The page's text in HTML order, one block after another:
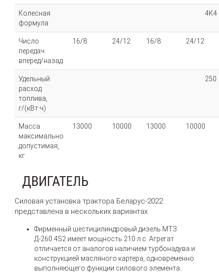
Колесная
формула
4К4
Число
передач
вперед/назад
16/8 24/12 16/8 24/12
Удельный
расход
топлива,
г/(кВт·ч)
250
Масса
максимально
допустимая,
кг
13000 10000 13000 10000
ДВИГАТЕЛЬ
Силовая установка трактора Беларус-2022
представлена в нескольких вариантах.
Фирменный шестицилиндровый дизель МТЗ
Д-260.4S2 имеет мощность 210 л.с. Агрегат
отличается от аналогов наличием турбонадува и
конструкцией масляного картера, одновременно
выполняющего функции силового элемента.